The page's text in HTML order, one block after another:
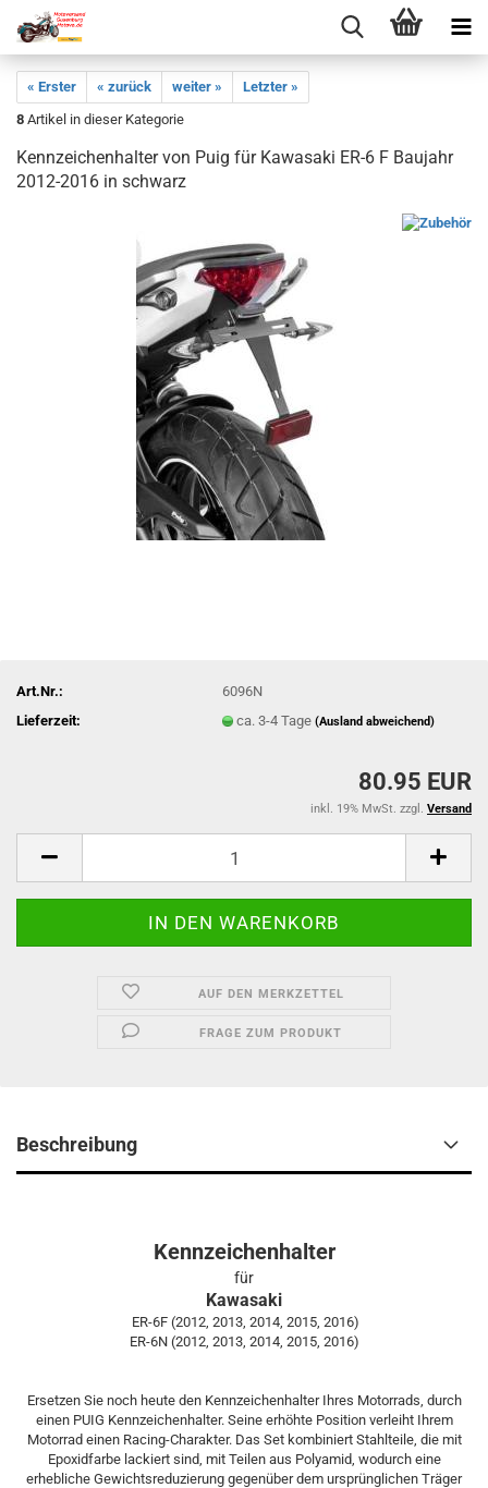
« Erster « zurück weiter »
Letzter »
8 Artikel in dieser Kategorie
Kennzeichenhalter von Puig für Kawasaki ER-6 F Baujahr
2012-2016 in schwarz
Art.Nr.:
6096N
Lieferzeit:
ca. 3-4 Tage(Ausland abweichend)
80.95 EUR
inkl. 19% MwSt. zzgl. Versand
AUF DEN MERKZETTEL
FRAGE ZUM PRODUKT
Beschreibung
Kennzeichenhalter
für
Kawasaki
ER-6F (2012, 2013, 2014, 2015, 2016)
ER-6N (2012, 2013, 2014, 2015, 2016)
Ersetzen Sie noch heute den Kennzeichenhalter Ihres Motorrads, durch
einen PUIG Kennzeichenhalter. Seine erhöhte Position verleiht Ihrem
Motorrad einen Racing-Charakter. Das Set kombiniert Stahlteile, die mit
Epoxidfarbe lackiert sind, mit Teilen aus Polyamid, wodurch eine
erhebliche Gewichtsreduzierung gegenüber dem ursprünglichen Träger